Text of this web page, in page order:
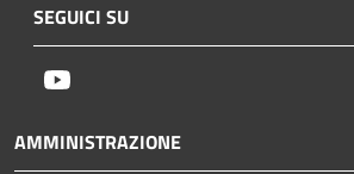
SEGUICI SU
AMMINISTRAZIONE